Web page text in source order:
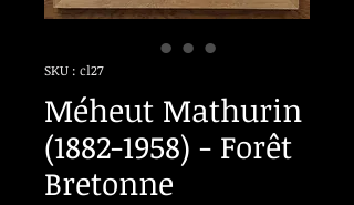
SKU : cl27
Méheut Mathurin
(1882-1958) - Forêt
Bretonne